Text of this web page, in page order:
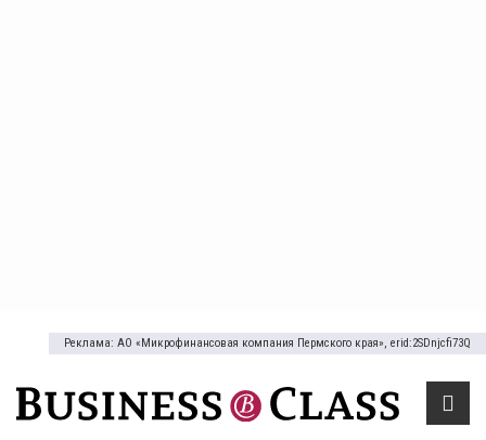
Реклама: АО «Микрофинансовая компания Пермского края», erid:2SDnjcfi73Q